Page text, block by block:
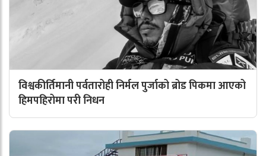
विश्वकीर्तिमानी पर्वतारोही निर्मल पुर्जाको ब्रोड पिकमा आएको
हिमपहिरोमा परी निधन